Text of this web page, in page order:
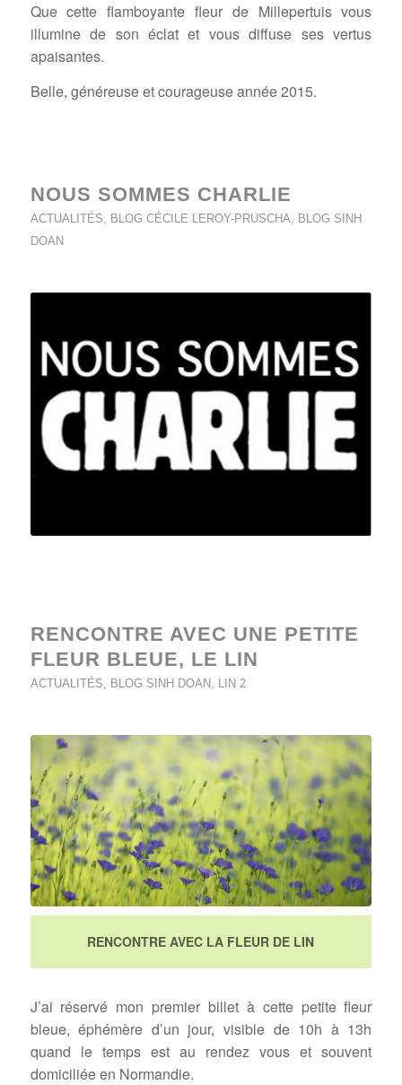
Que cette flamboyante fleur de Millepertuis vous
illumine de son éclat et vous diffuse ses vertus
apaisantes.
Belle, généreuse et courageuse année 2015.
NOUS SOMMES CHARLIE
ACTUALITÉS, BLOG CÉCILE LEROY-PRUSCHA, BLOG SINH
DOAN
RENCONTRE AVEC UNE PETITE
FLEUR BLEUE, LE LIN
ACTUALITÉS, BLOG SINH DOAN, LIN 2
RENCONTRE AVEC LA FLEUR DE LIN
J’ai réservé mon premier billet à cette petite fleur
bleue, éphémère d’un jour, visible de 10h à 13h
quand le temps est au rendez vous et souvent
domiciliée en Normandie.